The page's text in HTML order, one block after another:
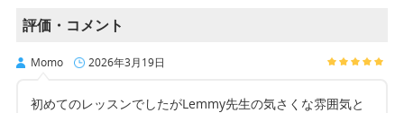
評価・コメント
Momo 2026年3月19日
初めてのレッスンでしたがLemmy先生の気さくな雰囲気と